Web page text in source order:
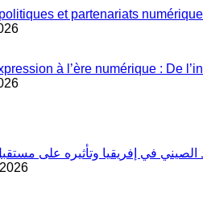
et partenariats
à l’ère numérique : De